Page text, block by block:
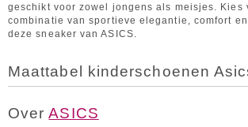
geschikt voor zowel jongens als meisjes. Kies
combinatie van sportieve elegantie, comfort
deze sneaker van ASICS.
Maattabel kinderschoenen
OverASICS